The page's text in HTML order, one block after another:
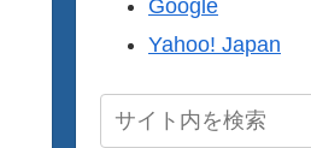
Google
Yahoo! Japan